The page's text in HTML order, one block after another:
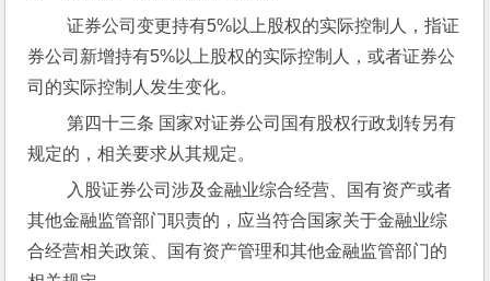
证券公司变更持有5%以上股权的实际控制人，指证
券公司新增持有5%以上股权的实际控制人，或者证券公
司的实际控制人发生变化。
第四十三条 国家对证券公司国有股权行政划转另有
规定的，相关要求从其规定。
其他金融监管部门职责的，应当符合国家关于金融业综
合经营相关政策、国有资产管理和其他金融监管部门的